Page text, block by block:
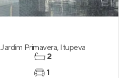
Jardim Primavera, Itupeva
2
1